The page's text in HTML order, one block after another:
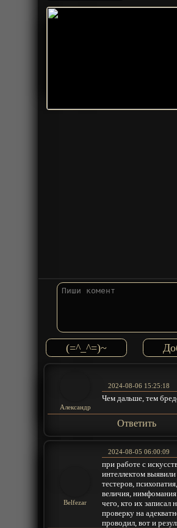
(=^_^=)~
Александр
2024-08-06 15:25:18
Чем дальше, тем
Ответить
Belfezar
2024-08-05 06:00:09
при работе с
интеллектом выявили
тестеров,
величия,
чего, кто их записал
проверку на
проводил, вот и